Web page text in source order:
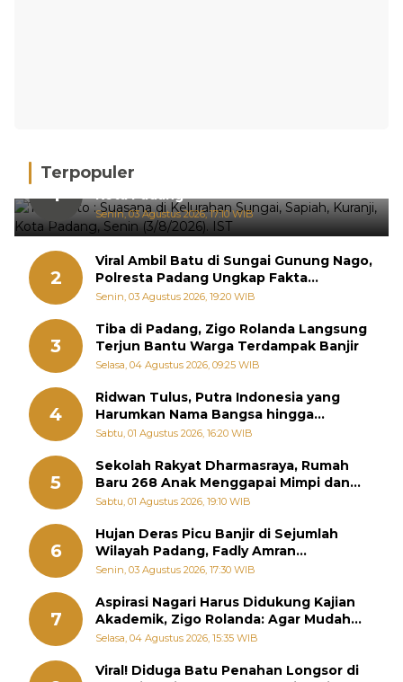
Terpopuler
1
Hujan Deras, 15 Titik Banjir Terdeteksi di
Kota Padang
Senin, 03 Agustus 2026, 17:10 WIB
2
Viral Ambil Batu di Sungai Gunung Nago,
Polresta Padang Ungkap Fakta
Sebenarnya
Senin, 03 Agustus 2026, 19:20 WIB
3
Tiba di Padang, Zigo Rolanda Langsung
Terjun Bantu Warga Terdampak Banjir
Selasa, 04 Agustus 2026, 09:25 WIB
4
Ridwan Tulus, Putra Indonesia yang
Harumkan Nama Bangsa hingga
Diabadikan dalam Buku Jepang
Sabtu, 01 Agustus 2026, 16:20 WIB
5
Sekolah Rakyat Dharmasraya, Rumah
Baru 268 Anak Menggapai Mimpi dan
Memutus Rantai Kemiskinan
Sabtu, 01 Agustus 2026, 19:10 WIB
6
Hujan Deras Picu Banjir di Sejumlah
Wilayah Padang, Fadly Amran
Perintahkan OPD Siaga
Senin, 03 Agustus 2026, 17:30 WIB
7
Aspirasi Nagari Harus Didukung Kajian
Akademik, Zigo Rolanda: Agar Mudah
Diperjuangkan di Kementerian
Selasa, 04 Agustus 2026, 15:35 WIB
Viral! Diduga Batu Penahan Longsor di